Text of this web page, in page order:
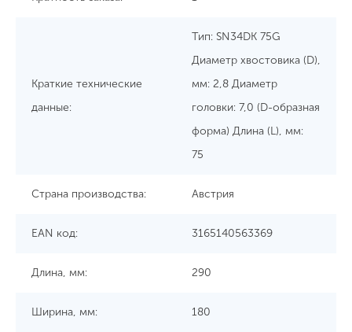
Краткие технические
данные:
Тип: SN34DK 75G
Диаметр хвостовика (D),
мм: 2,8 Диаметр
головки: 7,0 (D-образная
форма) Длина (L), мм:
75
Страна производства: Австрия
EAN код: 3165140563369
Длина, мм: 290
Ширина, мм: 180